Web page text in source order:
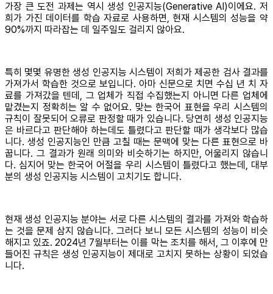
가장 큰 도전 과제는 역시 생성 인공지능(Generative AI)이에요. 저
희가 가진 데이터를 학습 자료로 사용하면, 현재 시스템의 성능을 약
90%까지 따라잡는 데 일주일도 걸리지 않아요.
특히 몇몇 유명한 생성 인공지능 시스템이 저희가 제공한 검사 결과를
가져가서 학습한 것으로 보입니다. 아마 신문으로 치면 수십 년 치 자
료를 가져갔을 텐데, 그 업체가 직접 수집했는지 아니면 다른 업체에
맡겼는지 정확히는 알 수 없어요. 맞는 한국어 표현을 우리 시스템의
규칙이 잘못되어 오류로 판정할 때가 있습니다. 당연히 생성 인공지능
은 바르다고 판단해야 하는데도 틀렸다고 판단할 때가 생각보다 많습
니다. 생성 인공지능인 만큼 고칠 때는 문맥에 맞는 다른 표현으로 바
꿉니다. 그 결과가 원래 의미와 비슷하기는 하지만, 어울리지 않습니
다. 심지어 맞는 한국어 어절을 우리 시스템이 틀렸다고 했는데, 대부
분의 생성 인공지능 시스템이 고치기도 합니다.
현재 생성 인공지능 분야는 서로 다른 시스템의 결과를 가져와 학습하
는 것을 문제 삼지 않습니다. 그러다 보니 모든 시스템의 성능이 비슷
해지고 있죠. 2024년 7월부터는 이를 막는 조치를 해서, 그 이후에 만
들어진 규칙은 생성 인공지능이 제대로 고치지 못하는 상황이 되었습
니다.